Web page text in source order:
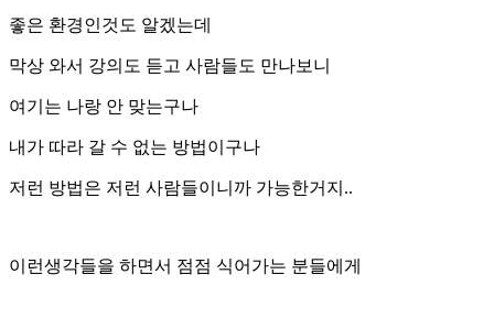
좋은 환경인것도 알겠는데
막상 와서 강의도 듣고 사람들도 만나보니
여기는 나랑 안 맞는구나
내가 따라 갈 수 없는 방법이구나
저런 방법은 저런 사람들이니까 가능한거지..
이런생각들을 하면서 점점 식어가는 분들에게